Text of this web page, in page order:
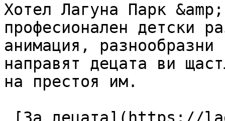
Хотел Лагуна Парк
професионален детски
анимация,
направят децата ви
на престоя им.